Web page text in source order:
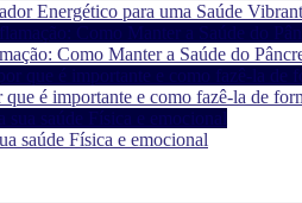
Energético para uma Saúde
Como Manter a Saúde do
é importante e como fazê-la de
saúde Física e emocional